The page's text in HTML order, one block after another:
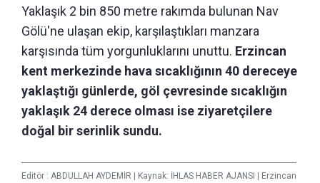
Yaklaşık 2 bin 850 metre rakımda bulunan Nav
Gölü'ne ulaşan ekip, karşılaştıkları manzara
karşısında tüm yorgunluklarını unuttu. Erzincan
kent merkezinde hava sıcaklığının 40 dereceye
yaklaştığı günlerde, göl çevresinde sıcaklığın
yaklaşık 24 derece olması ise ziyaretçilere
doğal bir serinlik sundu.
Editör : ABDULLAH AYDEMİR Kaynak: İHLAS HABER AJANSI Erzincan